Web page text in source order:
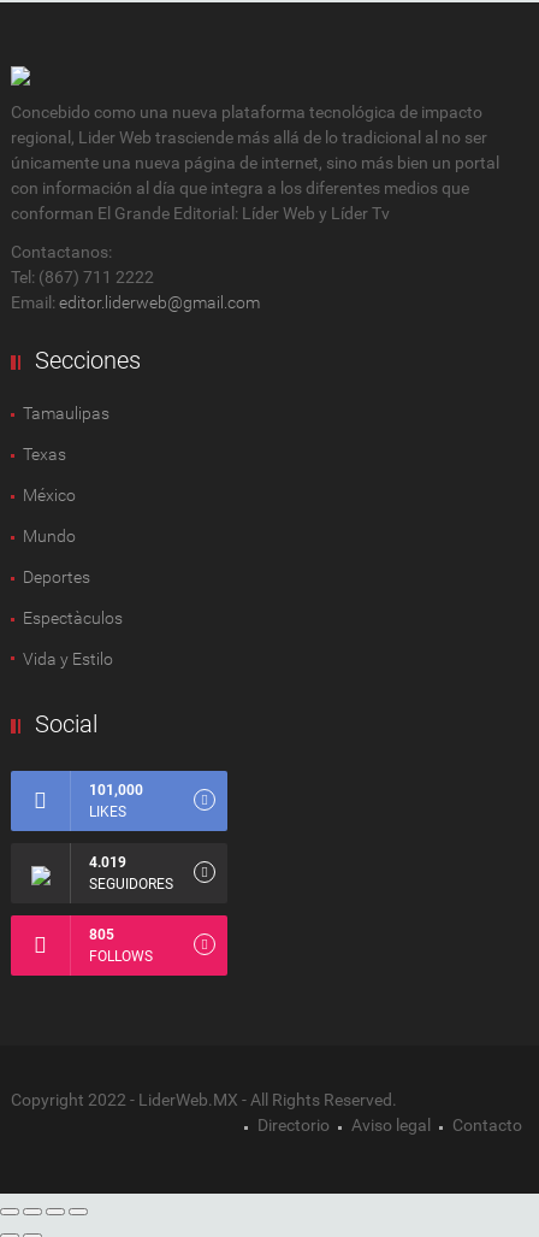
Concebido como una nueva plataforma tecnológica de impacto
regional, Lider Web trasciende más allá de lo tradicional al no ser
únicamente una nueva página de internet, sino más bien un portal
con información al día que integra a los diferentes medios que
conforman El Grande Editorial: Líder Web y Líder Tv
Contactanos:
Tel: (867) 711 2222
Email: editor.liderweb@gmail.com
Secciones
Tamaulipas
Texas
México
Mundo
Deportes
Espectàculos
Vida y Estilo
Social
101,000
LIKES
4.019
SEGUIDORES
805
FOLLOWS
Copyright 2022 - LiderWeb.MX - All Rights Reserved.
Directorio
Aviso legal Contacto